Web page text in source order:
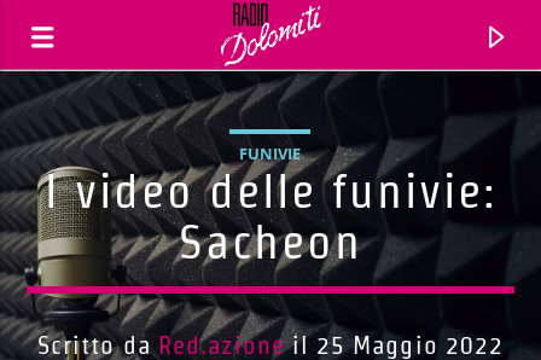
FUNIVIE
I video delle funivie:
Sacheon
Scritto da Red.azioneil 25 Maggio 2022